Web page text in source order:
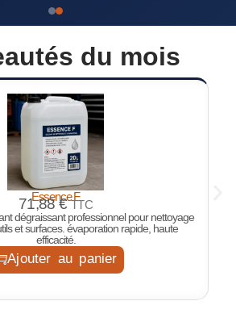
du mois
Essence F
71,88€ TTC
dégraissant professionnel pour nettoyage
et surfaces. évaporation rapide, haute
efficacité.
Ajouter au panier